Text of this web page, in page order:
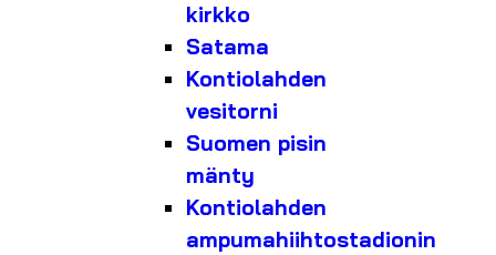
kirkko
Satama
Kontiolahden
vesitorni
Suomen pisin
mänty
Kontiolahden
ampumahiihtostadionin